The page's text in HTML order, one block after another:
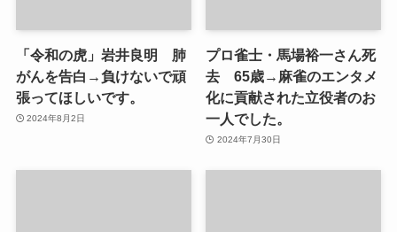
「令和の虎」岩井良明 肺
がんを告白→負けないで頑
張ってほしいです。
2024年8月2日
プロ雀士・馬場裕一さん死
去 65歳→麻雀のエンタメ
化に貢献された立役者のお
一人でした。
2024年7月30日